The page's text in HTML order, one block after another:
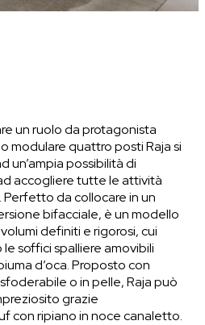
un ruolo da protagonista
modulare quattro posti Raja si
un’ampia possibilità di
accogliere tutte le attività
da collocare in un
bifacciale, è un modello
definiti e rigorosi, cui
soffici spalliere amovibili
d’oca. Proposto con
o in pelle, Raja può
grazie
con ripiano in noce canaletto.